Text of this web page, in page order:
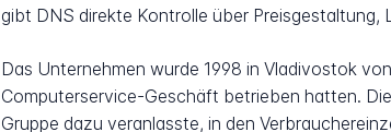
gibt DNS direkte Kontrolle über Preisgestaltung,
Das Unternehmen wurde 1998 in Vladivostok
Computerservice-Geschäft betrieben hatten.
Gruppe dazu veranlasste, in den